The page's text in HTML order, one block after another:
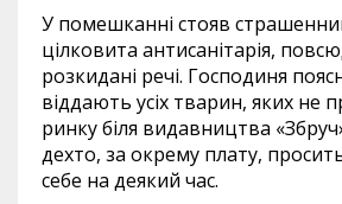
У помешканні стояв
цілковита антисанітарія,
розкидані речі. Господиня
віддають усіх тварин, яких не
ринку біля видавництва
дехто, за окрему плату,
себе на деякий час.